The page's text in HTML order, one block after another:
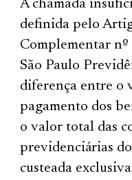
A chamada
definida pelo
Complementar
São Paulo
diferença entre o
pagamento dos
o valor total das
previdenciárias
custeada